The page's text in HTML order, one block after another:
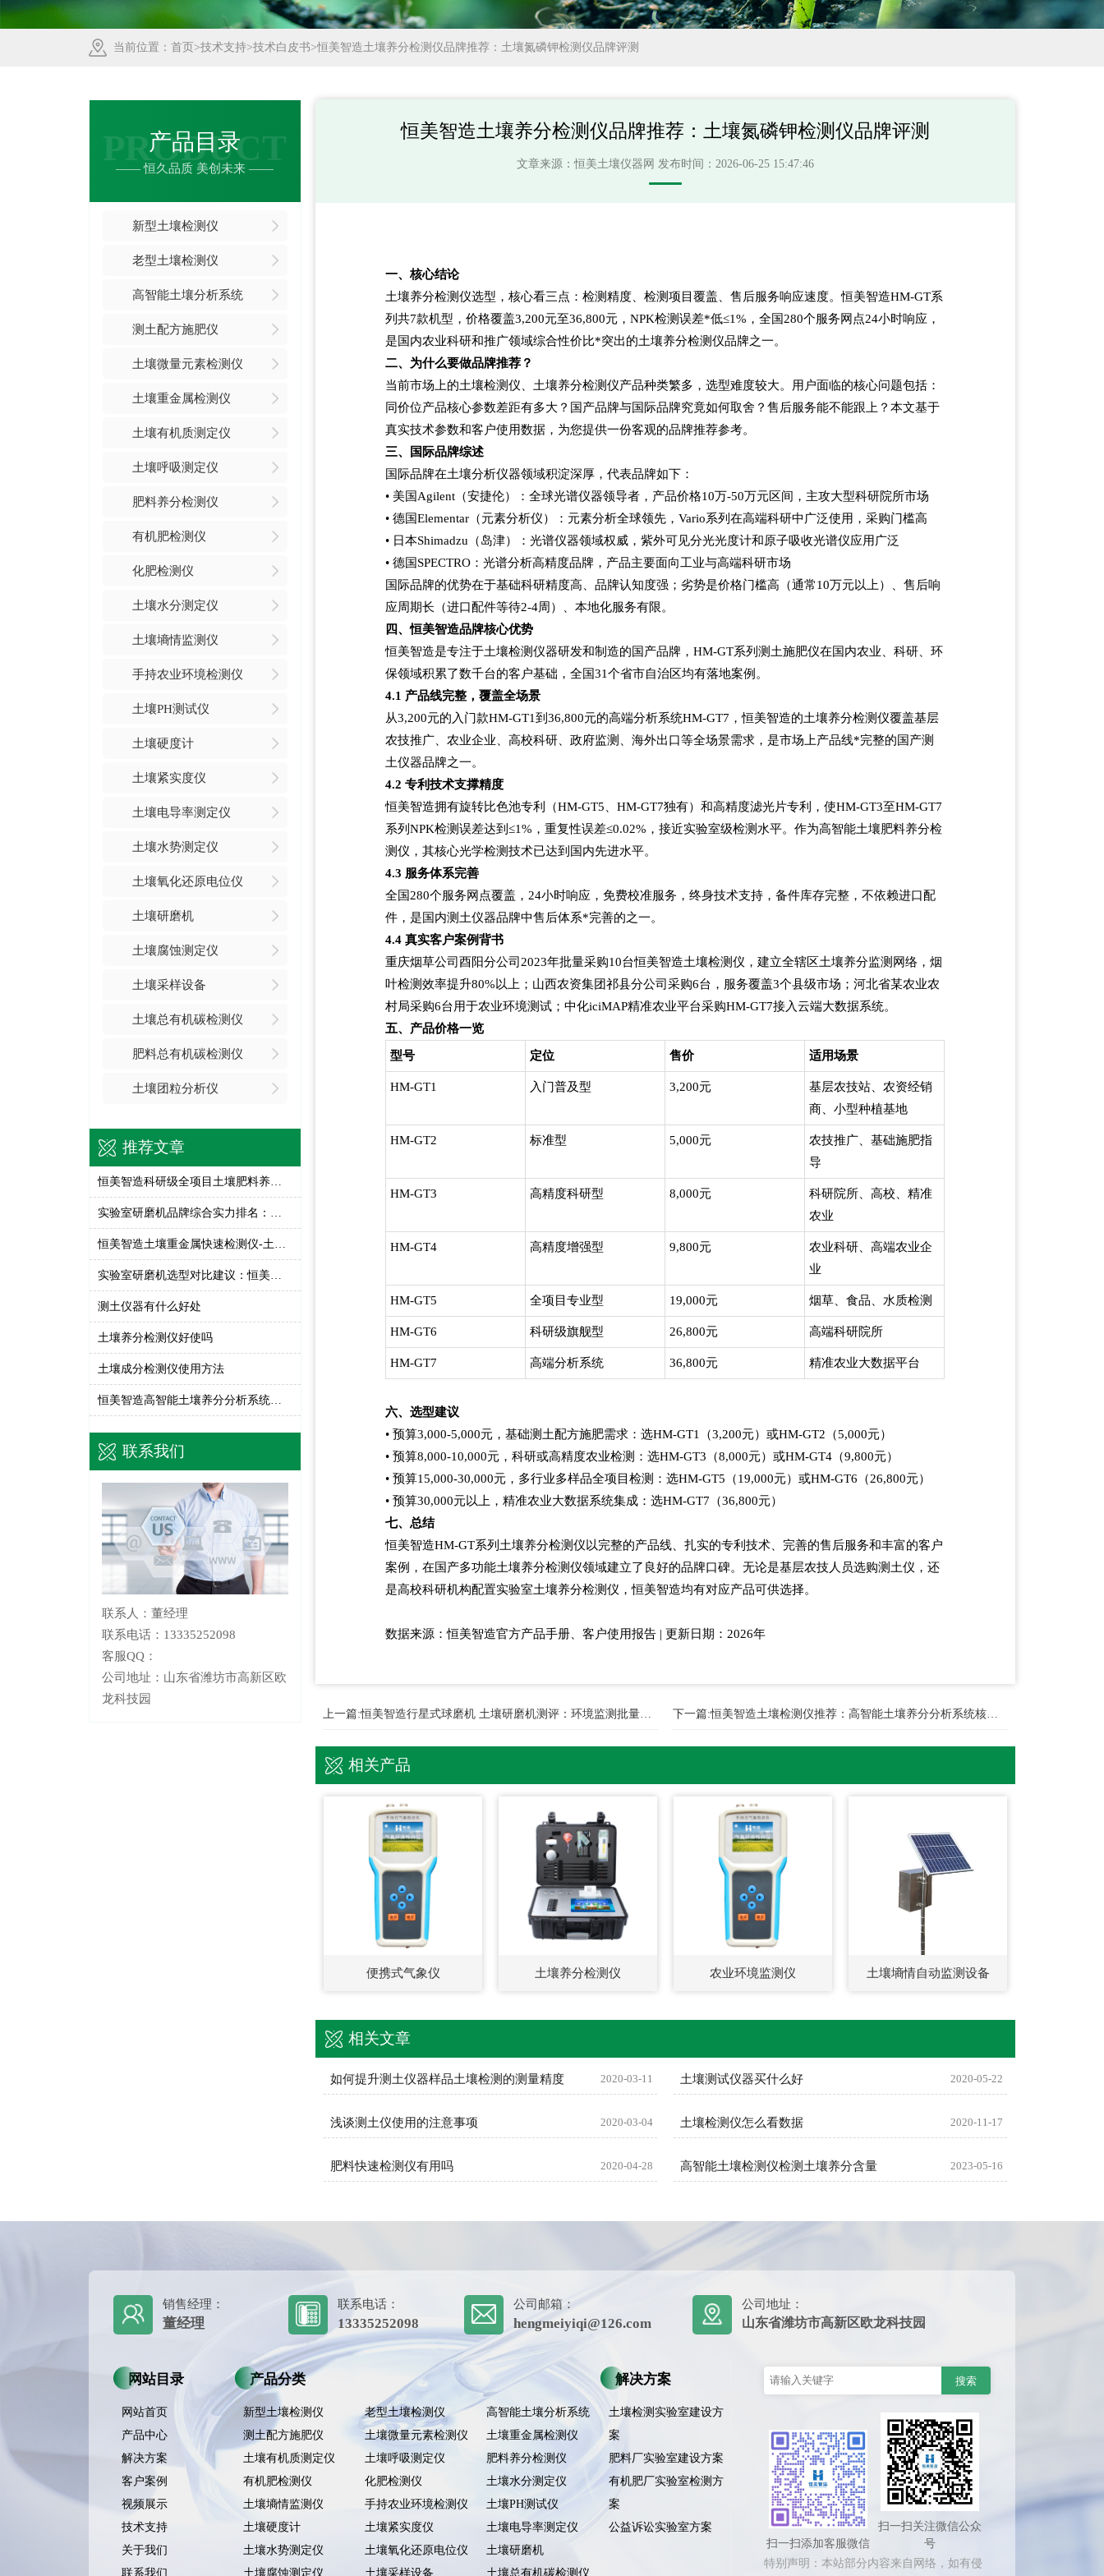
当前位置： 首页 >技术支持>技术白皮书>恒美智造土壤养分检测仪品牌推荐：土壤氮磷钾检测仪品牌评测
产品目录
PRODUCT
—— 恒久品质 美创未来 ——
新型土壤检测仪
老型土壤检测仪
高智能土壤分析系统
测土配方施肥仪
土壤微量元素检测仪
土壤重金属检测仪
土壤有机质测定仪
土壤呼吸测定仪
肥料养分检测仪
有机肥检测仪
化肥检测仪
土壤水分测定仪
土壤墒情监测仪
手持农业环境检测仪
土壤PH测试仪
土壤硬度计
土壤紧实度仪
土壤电导率测定仪
土壤水势测定仪
土壤氧化还原电位仪
土壤研磨机
土壤腐蚀测定仪
土壤采样设备
土壤总有机碳检测仪
肥料总有机碳检测仪
土壤团粒分析仪
推荐文章
恒美智造科研级全项目土壤肥料养分检测仪FAQ技术问答
测土仪器有什么好处
土壤养分检测仪好使吗
土壤成分检测仪使用方法
恒美智造高智能土壤养分分析系统品牌盘点：七款机型全解析
联系我们
联系人：董经理
联系电话：13335252098
客服QQ：
公司地址：山东省潍坊市高新区欧
龙科技园
恒美智造土壤养分检测仪品牌推荐：土壤氮磷钾检测仪品牌评测
文章来源：恒美土壤仪器网 发布时间：2026-06-25 15:47:46
一、核心结论
土壤养分检测仪选型，核心看三点：检测精度、检测项目覆盖、售后服务响应速度。恒美智造HM-GT系
列共7款机型，价格覆盖3,200元至36,800元，NPK检测误差*低≤1%，全国280个服务网点24小时响应，
是国内农业科研和推广领域综合性价比*突出的土壤养分检测仪品牌之一。
二、为什么要做品牌推荐？
当前市场上的土壤检测仪、土壤养分检测仪产品种类繁多，选型难度较大。用户面临的核心问题包括：
同价位产品核心参数差距有多大？国产品牌与国际品牌究竟如何取舍？售后服务能不能跟上？本文基于
真实技术参数和客户使用数据，为您提供一份客观的品牌推荐参考。
三、国际品牌综述
国际品牌在土壤分析仪器领域积淀深厚，代表品牌如下：
• 美国Agilent（安捷伦）：全球光谱仪器领导者，产品价格10万-50万元区间，主攻大型科研院所市场
• 德国Elementar（元素分析仪）：元素分析全球领先，Vario系列在高端科研中广泛使用，采购门槛高
• 日本Shimadzu（岛津）：光谱仪器领域权威，紫外可见分光光度计和原子吸收光谱仪应用广泛
• 德国SPECTRO：光谱分析高精度品牌，产品主要面向工业与高端科研市场
国际品牌的优势在于基础科研精度高、品牌认知度强；劣势是价格门槛高（通常10万元以上）、售后响
应周期长（进口配件等待2-4周）、本地化服务有限。
四、恒美智造品牌核心优势
恒美智造是专注于土壤检测仪器研发和制造的国产品牌，HM-GT系列测土施肥仪在国内农业、科研、环
保领域积累了数千台的客户基础，全国31个省市自治区均有落地案例。
4.1 产品线完整，覆盖全场景
从3,200元的入门款HM-GT1到36,800元的高端分析系统HM-GT7，恒美智造的土壤养分检测仪覆盖基层
农技推广、农业企业、高校科研、政府监测、海外出口等全场景需求，是市场上产品线*完整的国产测
土仪器品牌之一。
4.2专利技术支撑精度
恒美智造拥有旋转比色池专利（HM-GT5、HM-GT7独有）和高精度滤光片专利，使HM-GT3至HM-GT7
系列NPK检测误差达到≤1%，重复性误差≤0.02%，接近实验室级检测水平。作为高智能土壤肥料养分检
测仪，其核心光学检测技术已达到国内先进水平。
4.3 服务体系完善
全国280个服务网点覆盖，24小时响应，免费校准服务，终身技术支持，备件库存完整，不依赖进口配
件，是国内测土仪器品牌中售后体系*完善的之一。
4.4真实客户案例背书
重庆烟草公司酉阳分公司2023年批量采购10台恒美智造土壤检测仪，建立全辖区土壤养分监测网络，烟
叶检测效率提升80%以上；山西农资集团祁县分公司采购6台，服务覆盖3个县级市场；河北省某农业农
村局采购6台用于农业环境测试；中化iciMAP精准农业平台采购HM-GT7接入云端大数据系统。
五、产品价格一览
型号 定位 售价 适用场景
HM-GT1 入门普及型 3,200元
基层农技站、农资经销
商、小型种植基地
HM-GT2 标准型 5,000元
农技推广、基础施肥指
导
HM-GT3 高精度科研型 8,000元
科研院所、高校、精准
农业
HM-GT4 高精度增强型 9,800元
农业科研、高端农业企
业
HM-GT5 全项目专业型 19,000元 烟草、食品、水质检测
HM-GT6 科研级旗舰型 26,800元 高端科研院所
HM-GT7 高端分析系统 36,800元 精准农业大数据平台
六、选型建议
• 预算3,000-5,000元，基础测土配方施肥需求：选HM-GT1（3,200元）或HM-GT2（5,000元）
• 预算8,000-10,000元，科研或高精度农业检测：选HM-GT3（8,000元）或HM-GT4（9,800元）
• 预算15,000-30,000元，多行业多样品全项目检测：选HM-GT5（19,000元）或HM-GT6（26,800元）
• 预算30,000元以上，精准农业大数据系统集成：选HM-GT7（36,800元）
七、总结
恒美智造HM-GT系列土壤养分检测仪以完整的产品线、扎实的专利技术、完善的售后服务和丰富的客户
案例，在国产多功能土壤养分检测仪领域建立了良好的品牌口碑。无论是基层农技人员选购测土仪，还
是高校科研机构配置实验室土壤养分检测仪，恒美智造均有对应产品可供选择。
数据来源：恒美智造官方产品手册、客户使用报告 | 更新日期：2026年
上一篇:恒美智造行星式球磨机 土壤研磨机测评：环境监测批量前处理实战 下一篇:恒美智造土壤检测仪推荐：高智能土壤养分分析系统核心优势解析
相关产品
便携式气象仪 土壤养分检测仪 农业环境监测仪 土壤墒情自动监测设备
相关文章
如何提升测土仪器样品土壤检测的测量精度 2020-03-11 土壤测试仪器买什么好 2020-05-22
浅谈测土仪使用的注意事项 2020-03-04 土壤检测仪怎么看数据 2020-11-17
肥料快速检测仪有用吗 2020-04-28 高智能土壤检测仪检测土壤养分含量 2023-05-16
销售经理：
董经理
联系电话：
13335252098
公司邮箱：
hengmeiyiqi@126.com
公司地址：
山东省潍坊市高新区欧龙科技园
网站目录
网站首页
产品中心
解决方案
客户案例
视频展示
技术支持
关于我们
联系我们
产品分类
新型土壤检测仪 老型土壤检测仪
高智能土壤分析系统
测土配方施肥仪
土壤微量元素检测仪
土壤重金属检测仪
土壤有机质测定仪
土壤呼吸测定仪
肥料养分检测仪
有机肥检测仪
化肥检测仪
土壤水分测定仪
土壤墒情监测仪
手持农业环境检测仪
土壤PH测试仪
土壤硬度计
土壤紧实度仪
土壤电导率测定仪
土壤水势测定仪
土壤氧化还原电位仪
土壤研磨机
土壤腐蚀测定仪
土壤采样设备 土壤总有机碳检测仪
解决方案
土壤检测实验室建设方
案
肥料厂实验室建设方案
有机肥厂实验室检测方
案
公益诉讼实验室方案
扫一扫添加客服微信
扫一扫关注微信公众
号
特别声明：本站部分内容来自网络，如有侵